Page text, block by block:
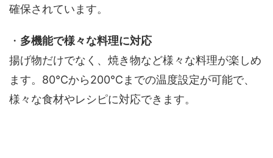
確保されています。
・ 多機能で様々な料理に対応
揚げ物だけでなく、焼き物など様々な料理が楽しめ
ます。80℃から200℃までの温度設定が可能で、
様々な食材やレシピに対応できます。